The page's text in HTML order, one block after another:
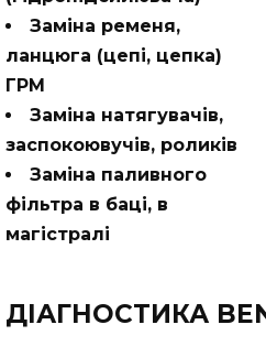
Заміна ременя,
ланцюга (цепі, цепка)
ГРМ
Заміна натягувачів,
заспокоювучів, роликів
Заміна паливного
фільтра в баці, в
магістралі
ДІАГНОСТИКА